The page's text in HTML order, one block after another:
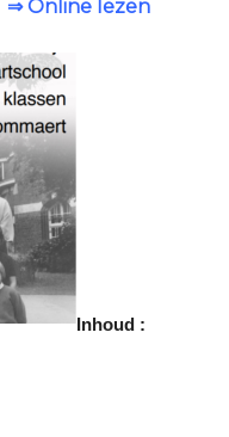
⇒ Online lezen
Inhoud :